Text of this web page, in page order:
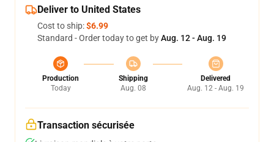
Deliver to United States
Cost to ship:$6.99
Standard - Order today to get byAug. 12 - Aug. 19
Production
Today
Shipping
Aug. 08
Delivered
Aug. 12 - Aug. 19
Transaction sécurisée